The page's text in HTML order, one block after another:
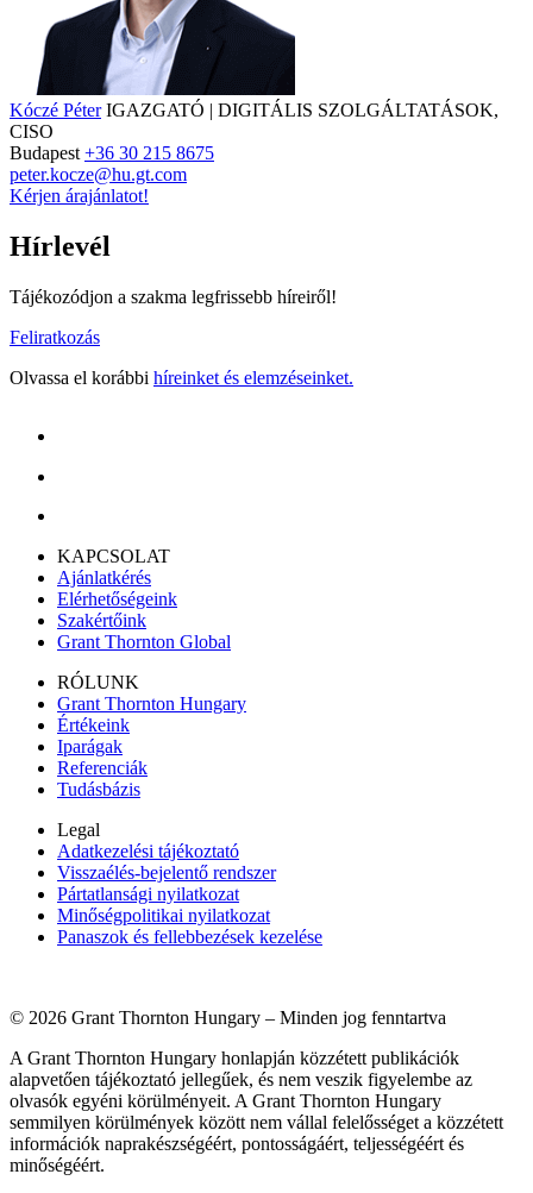
Kóczé Péter IGAZGATÓ | DIGITÁLIS SZOLGÁLTATÁSOK,
CISO
Budapest +36 30 215 8675
peter.kocze@hu.gt.com
Kérjen árajánlatot!
Hírlevél
Tájékozódjon a szakma legfrissebb híreiről!
Feliratkozás
Olvassa el korábbi híreinket és elemzéseinket.
KAPCSOLAT
Ajánlatkérés
Elérhetőségeink
Szakértőink
Grant Thornton Global
RÓLUNK
Grant Thornton Hungary
Értékeink
Iparágak
Referenciák
Tudásbázis
Legal
Adatkezelési tájékoztató
Visszaélés-bejelentő rendszer
Pártatlansági nyilatkozat
Minőségpolitikai nyilatkozat
Panaszok és fellebbezések kezelése
© 2026 Grant Thornton Hungary – Minden jog fenntartva
A Grant Thornton Hungary honlapján közzétett publikációk
alapvetően tájékoztató jellegűek, és nem veszik figyelembe az
olvasók egyéni körülményeit. A Grant Thornton Hungary
semmilyen körülmények között nem vállal felelősséget a közzétett
információk naprakészségéért, pontosságáért, teljességéért és
minőségéért.